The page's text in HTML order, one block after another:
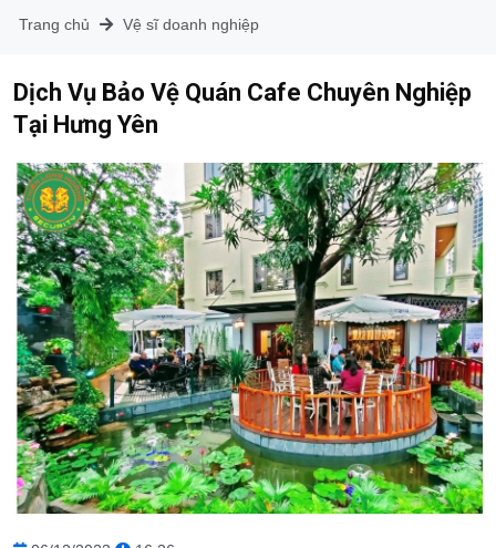
Trang chủ Vệ sĩ doanh nghiệp
Dịch Vụ Bảo Vệ Quán Cafe Chuyên Nghiệp
Tại Hưng Yên